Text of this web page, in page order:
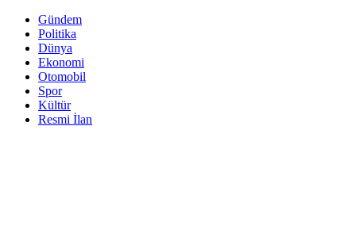
Gündem
Politika
Dünya
Ekonomi
Otomobil
Spor
Kültür
Resmi İlan